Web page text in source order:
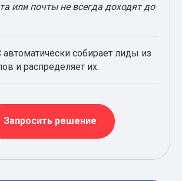
или почты не всегда доходят до
автоматически собирает лиды из
и распределяет их.
Запросить решение